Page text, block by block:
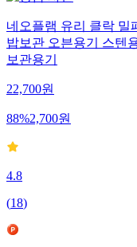
네오플램 유리 클락 밀
밥보관 오븐용기 스텐
보관용기
22,700원
88%2,700원
4.8
(18)